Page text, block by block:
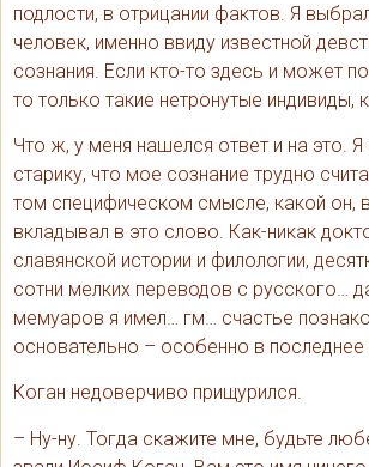
подлости, в отрицании фактов. Я
человек, именно ввиду известной
сознания. Если кто-то здесь и может
то только такие нетронутые индивиды,
Что ж, у меня нашелся ответ и на это. Я
старику, что мое сознание трудно
том специфическом смысле, какой он,
вкладывал в это слово. Как-никак
славянской истории и филологии,
сотни мелких переводов с русского…
мемуаров я имел… гм… счастье
основательно – особенно в
Коган недоверчиво прищурился.
– Ну-ну. Тогда скажите мне, будьте